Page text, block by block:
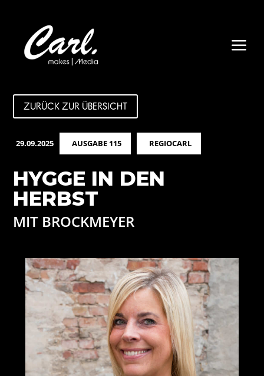
a
ZURÜCK ZUR ÜBERSICHT
29.09.2025 AUSGABE 115 REGIOCARL
HYGGE IN DEN
HERBST
MIT BROCKMEYER